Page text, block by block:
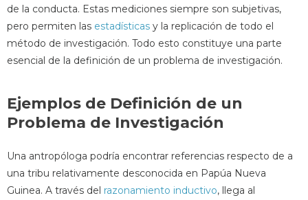
de la conducta. Estas mediciones siempre son subjetivas,
pero permiten las estadísticas y la replicación de todo el
método de investigación. Todo esto constituye una parte
esencial de la definición de un problema de investigación.
Ejemplos de Definición de un
Problema de Investigación
Una antropóloga podría encontrar referencias respecto de a
una tribu relativamente desconocida en Papúa Nueva
Guinea. A través del razonamiento inductivo, llega al